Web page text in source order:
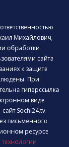
Михайлович,
обработки
сайта
к защите
При
гиперссылка
виде
Sochi24.tv.
письменного
ресурсе